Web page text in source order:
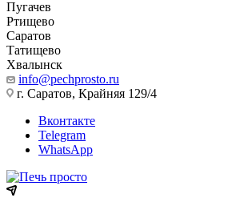
Пугачев
Ртищево
Саратов
Татищево
Хвалынск
info@pechprosto.ru
г. Саратов, Крайняя 129/4
Вконтакте
Telegram
WhatsApp